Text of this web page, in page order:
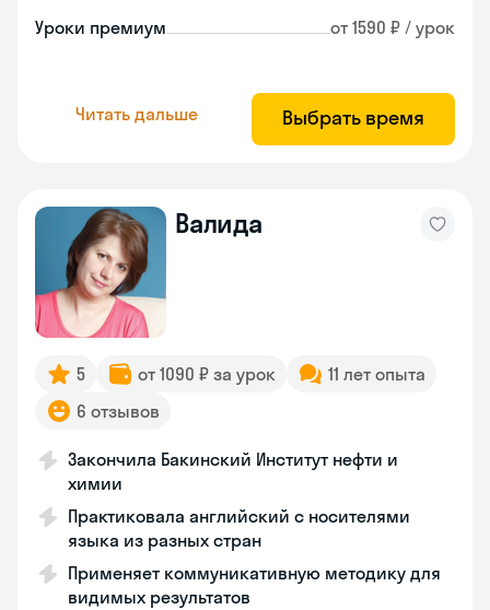
Уроки премиум от 1590 ₽ / урок
Читать дальше Выбрать время
Валида
5 от 1090 ₽ за урок
11 лет опыта
6 отзывов
Закончила Бакинский Институт нефти и
химии
Практиковала английский с носителями
языка из разных стран
Применяет коммуникативную методику для
видимых результатов